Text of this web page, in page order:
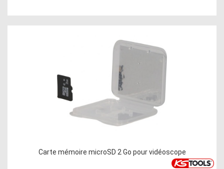
Carte mémoire microSD 2 Go pour vidéoscope